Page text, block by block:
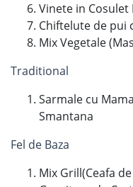
Vinete in Cosulet
Chiftelute de pui
Mix Vegetale
Traditional
Sarmale cu
Smantana
Fel de Baza
Mix Grill(Ceafa